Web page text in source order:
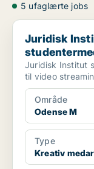
5 ufaglærte jobs
Juridisk Institut
Juridisk
Juridisk Institut
til video
Område
Odense M
Type
Kreativ